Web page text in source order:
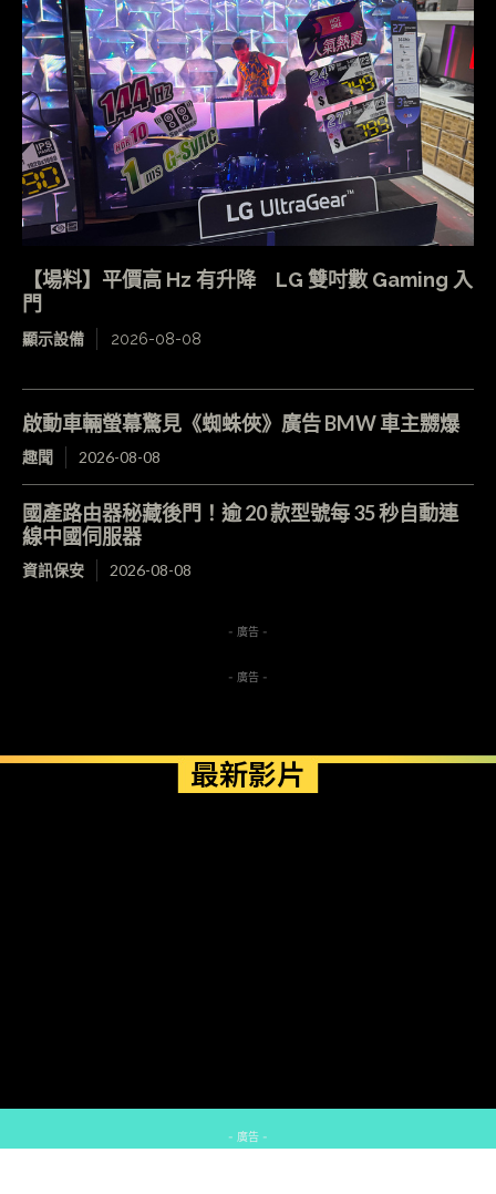
【場料】平價高 Hz 有升降 LG 雙吋數 Gaming 入
門
顯示設備 2026-08-08
啟動車輛螢幕驚見《蜘蛛俠》廣告 BMW 車主嬲爆
趣聞 2026-08-08
國產路由器秘藏後門！逾 20 款型號每 35 秒自動連
線中國伺服器
資訊保安 2026-08-08
- 廣告 -
- 廣告 -
最新影片
- 廣告 -